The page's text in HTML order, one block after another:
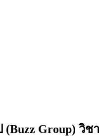
Group) วิช